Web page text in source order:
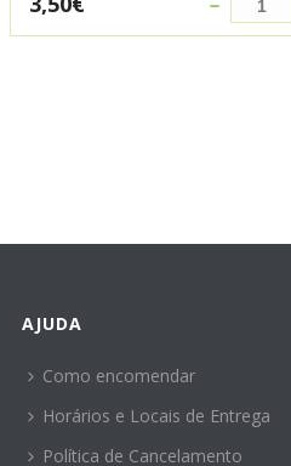
AJUDA
Como encomendar
Horários e Locais de Entrega
Política de Cancelamento